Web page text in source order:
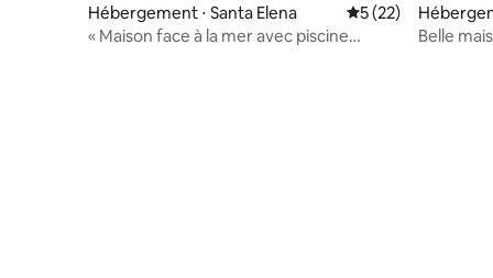
Hébergement ⋅ Santa Elena Évaluation
5 (22)
« Maison face à la mer avec piscine
Belle